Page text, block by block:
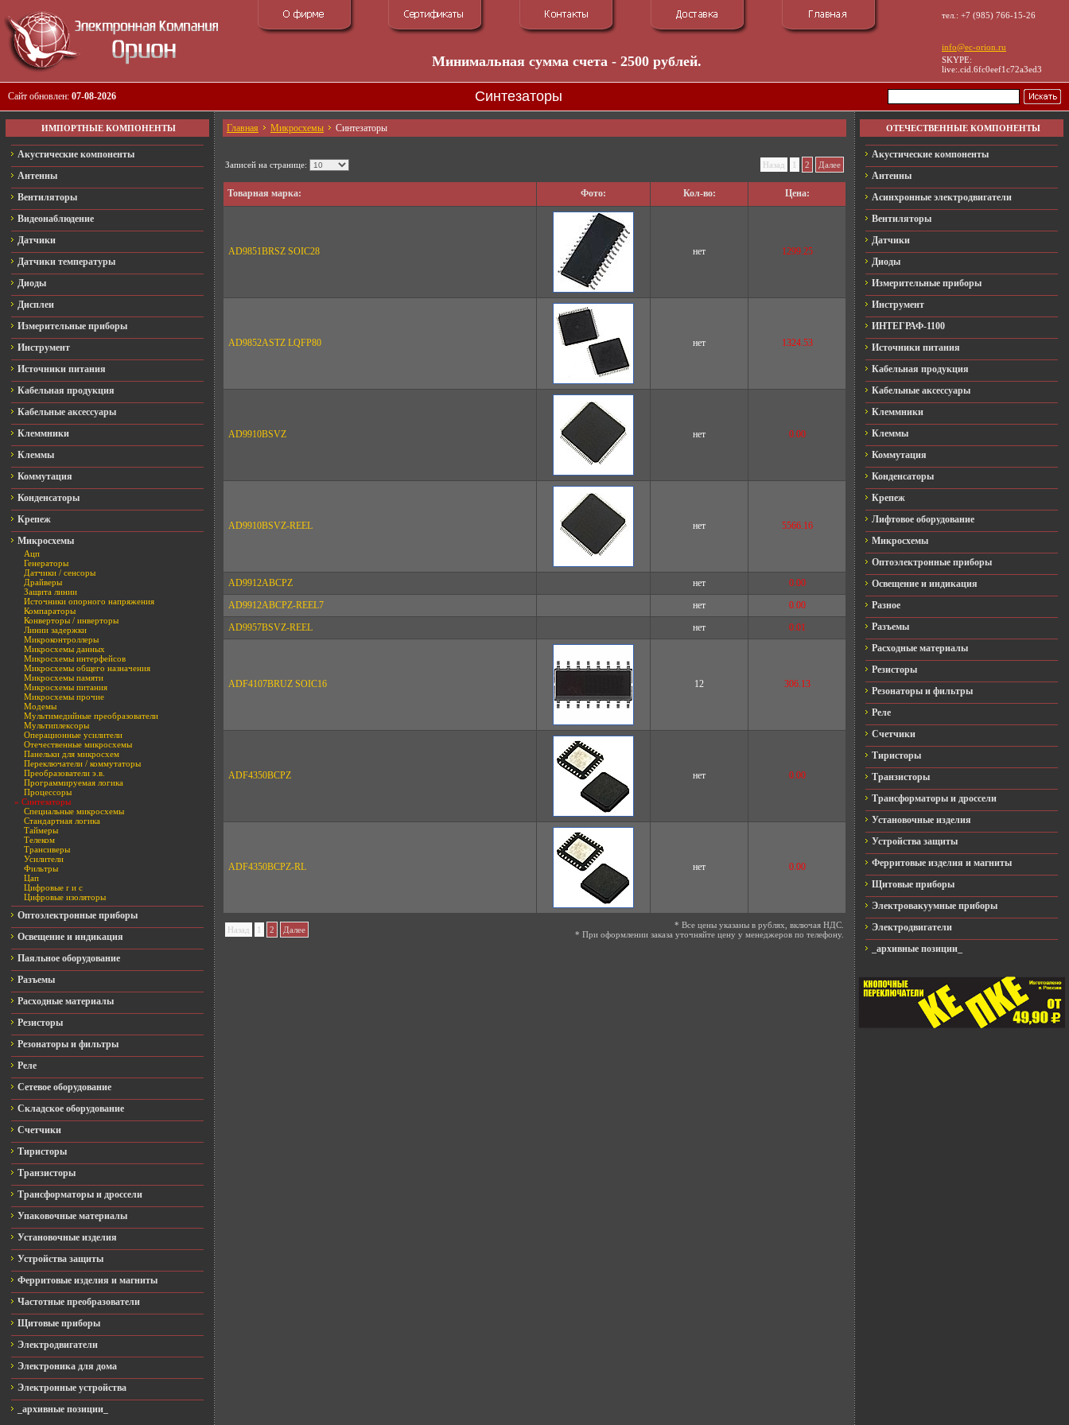
Минимальная сумма счета - 2500 рублей.
тел.: +7 (985) 766-15-26
info@ec-orion.ru
SKYPE:
live:.cid.6fc0eef1c72a3ed3
Сайт обновлен: 07-08-2026 Синтезаторы
ИМПОРТНЫЕ КОМПОНЕНТЫ
Акустические компоненты
Антенны
Вентиляторы
Видеонаблюдение
Датчики
Датчики температуры
Диоды
Дисплеи
Измерительные приборы
Инструмент
Источники питания
Кабельная продукция
Кабельные аксессуары
Клеммники
Клеммы
Коммутация
Конденсаторы
Крепеж
Микросхемы
Ацп
Генераторы
Датчики / сенсоры
Драйверы
Защита линии
Источники опорного напряжения
Компараторы
Конверторы / инверторы
Линии задержки
Микроконтроллеры
Микросхемы данных
Микросхемы интерфейсов
Микросхемы общего назначения
Микросхемы памяти
Микросхемы питания
Микросхемы прочие
Модемы
Мультимедийные преобразователи
Мультиплексоры
Операционные усилители
Отечественные микросхемы
Панельки для микросхем
Переключатели / коммутаторы
Преобразователи э.в.
Программируемая логика
Процессоры
» Синтезаторы
Специальные микросхемы
Стандартная логика
Таймеры
Телеком
Трансиверы
Усилители
Фильтры
Цап
Цифровые r и c
Цифровые изоляторы
Оптоэлектронные приборы
Освещение и индикация
Паяльное оборудование
Разъемы
Расходные материалы
Резисторы
Резонаторы и фильтры
Реле
Сетевое оборудование
Складское оборудование
Счетчики
Тиристоры
Транзисторы
Трансформаторы и дроссели
Упаковочные материалы
Установочные изделия
Устройства защиты
Ферритовые изделия и магниты
Частотные преобразователи
Щитовые приборы
Электродвигатели
Электроника для дома
Электронные устройства
_архивные позиции_
Главная Микросхемы Синтезаторы
Записей на странице: Назад 1 2 Далее
Товарная марка: Фото: Кол-во: Цена:
AD9851BRSZ SOIC28 нет 1299.25
AD9852ASTZ LQFP80 нет 1324.53
AD9910BSVZ нет 0.00
AD9910BSVZ-REEL нет 5566.16
AD9912ABCPZ нет
0.00
AD9912ABCPZ-REEL7
нет
0.00
AD9957BSVZ-REEL
нет 0.01
ADF4107BRUZ SOIC16 12 306.13
ADF4350BCPZ нет 0.00
ADF4350BCPZ-RL нет 0.00
Назад 1 2 Далее
* Все цены указаны в рублях, включая НДС.
* При оформлении заказа уточняйте цену у менеджеров по телефону.
ОТЕЧЕСТВЕННЫЕ КОМПОНЕНТЫ
Акустические компоненты
Антенны
Асинхронные электродвигатели
Вентиляторы
Датчики
Диоды
Измерительные приборы
Инструмент
ИНТЕГРАФ-1100
Источники питания
Кабельная продукция
Кабельные аксессуары
Клеммники
Клеммы
Коммутация
Конденсаторы
Крепеж
Лифтовое оборудование
Микросхемы
Оптоэлектронные приборы
Освещение и индикация
Разное
Разъемы
Расходные материалы
Резисторы
Резонаторы и фильтры
Реле
Счетчики
Тиристоры
Транзисторы
Трансформаторы и дроссели
Установочные изделия
Устройства защиты
Ферритовые изделия и магниты
Щитовые приборы
Электровакуумные приборы
Электродвигатели
_архивные позиции_